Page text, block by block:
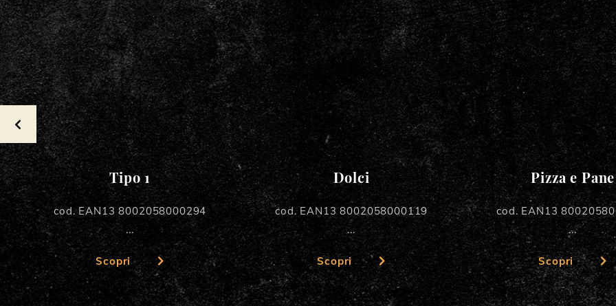
Tipo 1
cod. EAN13 8002058000294
...
Scopri
Dolci
cod. EAN13 8002058000119
...
Scopri
Pizza e Pane
cod. EAN13
...
Scopri